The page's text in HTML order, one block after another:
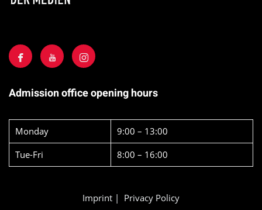
Admission office opening hours
Monday
9:00 – 13:00
Tue-Fri
8:00 – 16:00
Imprint | Privacy Policy